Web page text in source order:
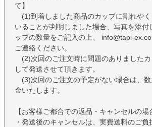
て】
(1)到着しました商品のカップに割れやく
いることが判明しました場合、写真を添付
ップの数量をご記入の上、 info@tapi-
ご連絡ください。
(2)次回のご注文時に問題のありました
して発送させて頂きます。
(3)次回のご注文の予定がない場合は、数
金いたします。
【お客様ご都合での返品・キャンセルの場
・発送後のキャンセルは、実費送料のご負